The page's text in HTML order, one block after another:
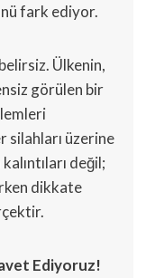
fark ediyor.
Ülkenin,
görülen bir
silahları üzerine
değil;
dikkate
Ediyoruz!